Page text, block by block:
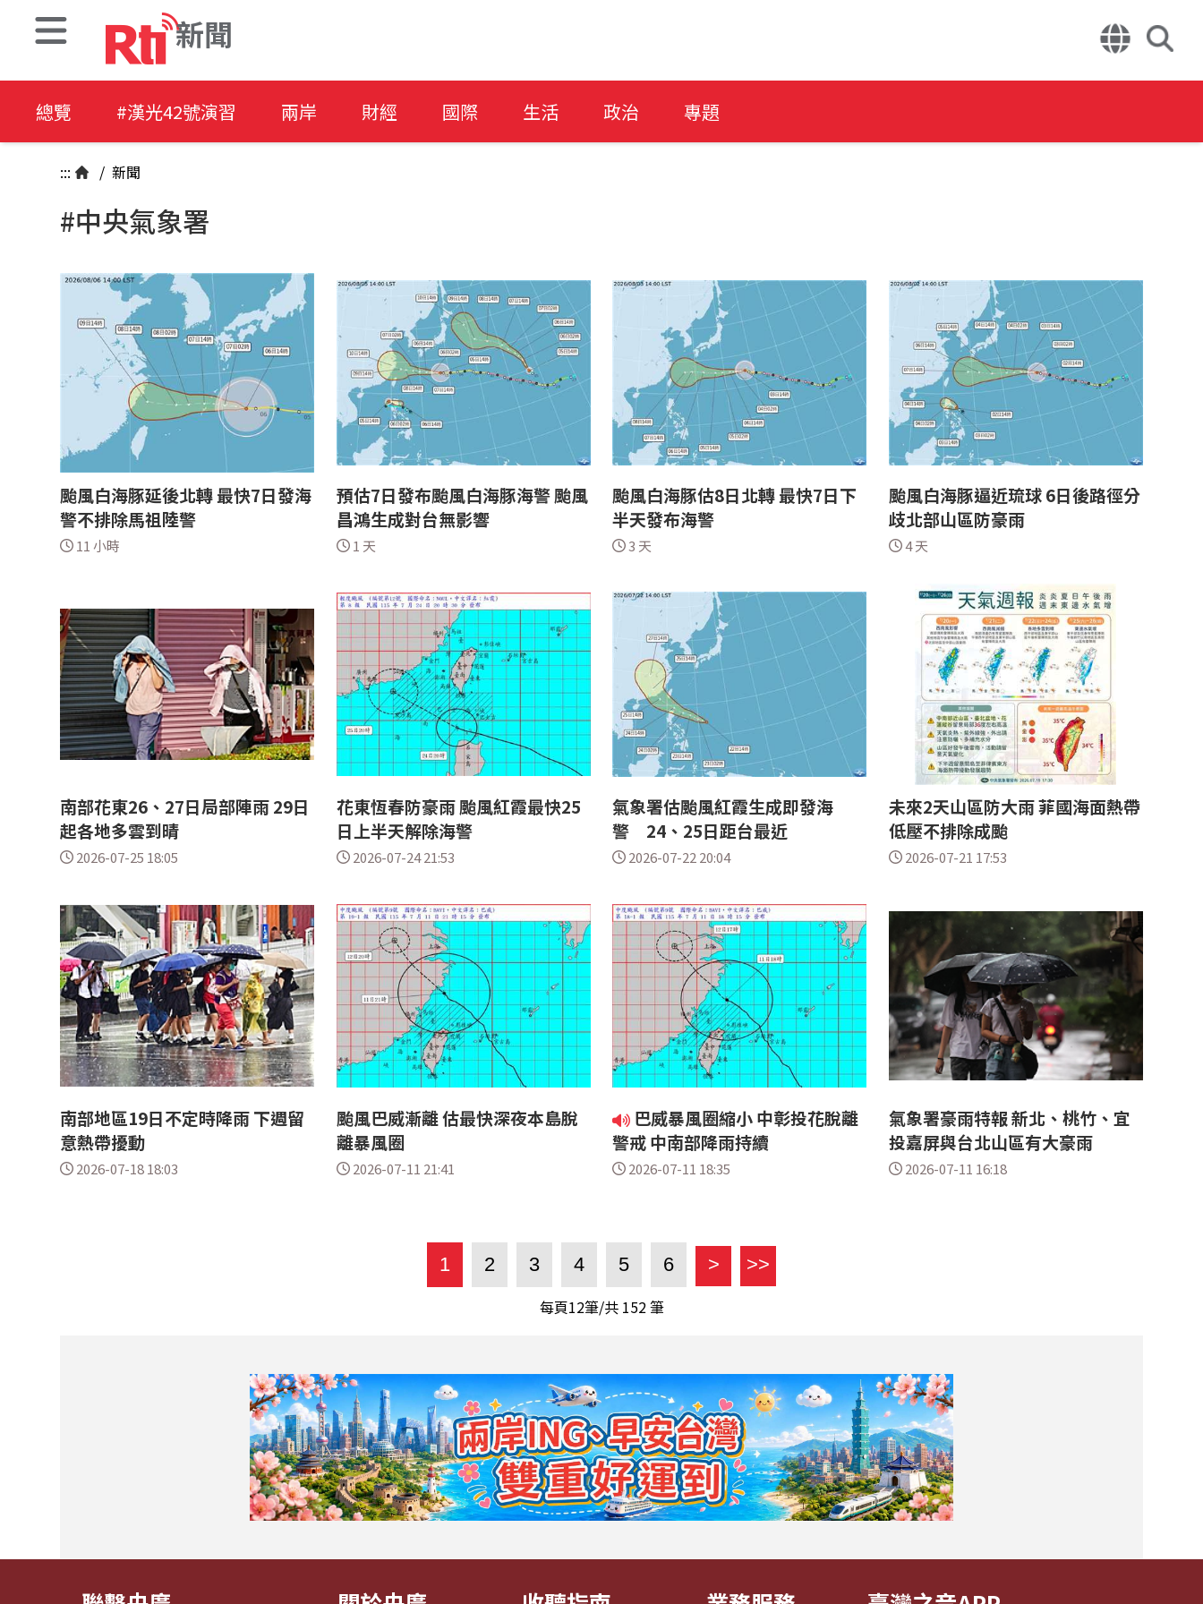
新聞
總覽 #漢光42號演習 兩岸 財經 國際 生活 政治 專題
::: / 新聞
#中央氣象署
颱風白海豚延後北轉 最快7日發海
警不排除馬祖陸警
11 小時
預估7日發布颱風白海豚海警 颱風
昌鴻生成對台無影響
1 天
颱風白海豚估8日北轉 最快7日下
半天發布海警
3 天
颱風白海豚逼近琉球 6日後路徑分
歧北部山區防豪雨
4 天
南部花東26、27日局部陣雨 29日
起各地多雲到晴
2026-07-25 18:05
花東恆春防豪雨 颱風紅霞最快25
日上半天解除海警
2026-07-24 21:53
氣象署估颱風紅霞生成即發海
警 24、25日距台最近
2026-07-22 20:04
未來2天山區防大雨 菲國海面熱帶
低壓不排除成颱
2026-07-21 17:53
南部地區19日不定時降雨 下週留
意熱帶擾動
2026-07-18 18:03
颱風巴威漸離 估最快深夜本島脫
離暴風圈
2026-07-11 21:41
巴威暴風圈縮小 中彰投花脫離
警戒 中南部降雨持續
2026-07-11 18:35
氣象署豪雨特報 新北、桃竹、宜
投嘉屏與台北山區有大豪雨
2026-07-11 16:18
1 2 3 4 5 6 > >>
每頁12筆/共 152筆